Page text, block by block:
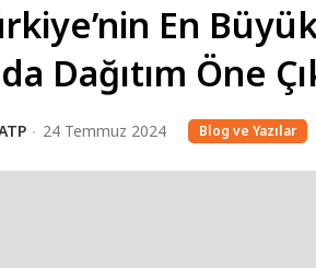
En
Dağıtım Öne
24 Temmuz 2024 Blog ve Yazılar